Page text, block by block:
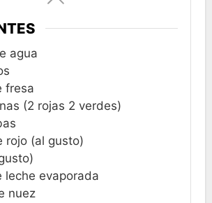
agua
fresa
(2 rojas 2 verdes)
rojo (al gusto)
leche evaporada
nuez